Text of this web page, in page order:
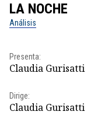
LA NOCHE
Análisis
Presenta:
Claudia Gurisatti
Dirige:
Claudia Gurisatti